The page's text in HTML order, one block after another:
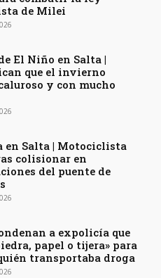
de Milei
El Niño en Salta |
que el invierno
y con mucho
en Salta | Motociclista
colisionar en
del puente de
a expolicía que
papel o tijera» para
transportaba droga